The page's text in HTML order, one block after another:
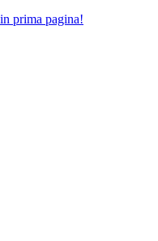
prima pagina!